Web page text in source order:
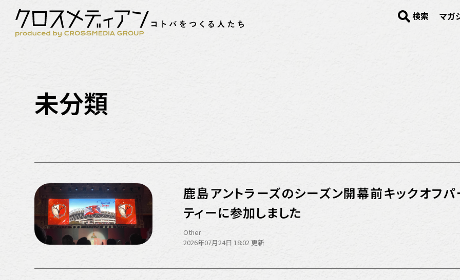
検索 マガ
未分類
鹿島アントラーズのシーズン開幕前キックオフ
ティーに参加しました
Other
2026年07月24日 18:02 更新